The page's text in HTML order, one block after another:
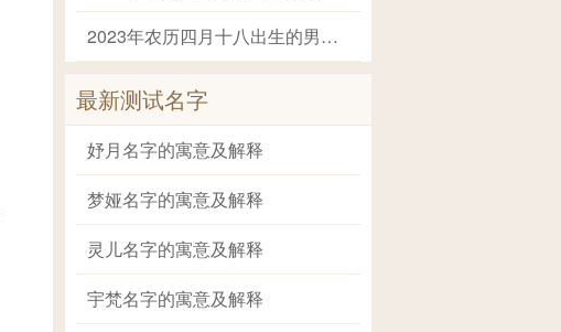
2023年农历四月十八出生的男孩阳光帅气的名字 2023兔年最好的男孩名字大全
最新测试名字
妤月名字的寓意及解释
梦娅名字的寓意及解释
灵儿名字的寓意及解释
宇梵名字的寓意及解释